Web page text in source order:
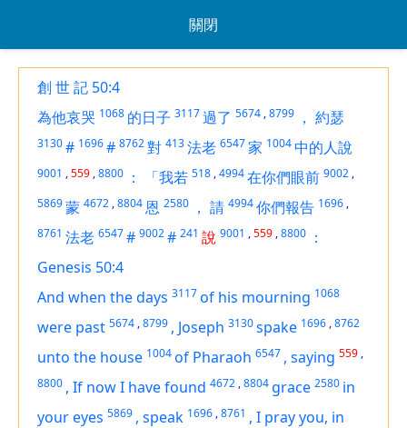
關閉
創 世 記 50:4
為他哀哭 1068 的日子 3117過了 5674 ,8799 ， 約瑟
3130# 1696# 8762對 413法老 6547家 1004中的人說
9001 ,559 ,8800 ： 「我若 518 ,4994在你們眼前 9002 ,
5869蒙 4672 ,8804恩 2580 ， 請 4994你們報告 1696 ,
8761 法老 6547# 9002# 241 說 9001 ,559 ,8800 ：
Genesis 50:4
And when the days 3117of his mourning 1068
were past 5674 ,8799 , Joseph 3130spake 1696 ,8762
unto the house 1004of Pharaoh 6547 , saying 559 ,
8800 , If now I have found 4672 ,8804 grace 2580 in
your eyes 5869 , speak 1696 ,8761 , I pray you, in